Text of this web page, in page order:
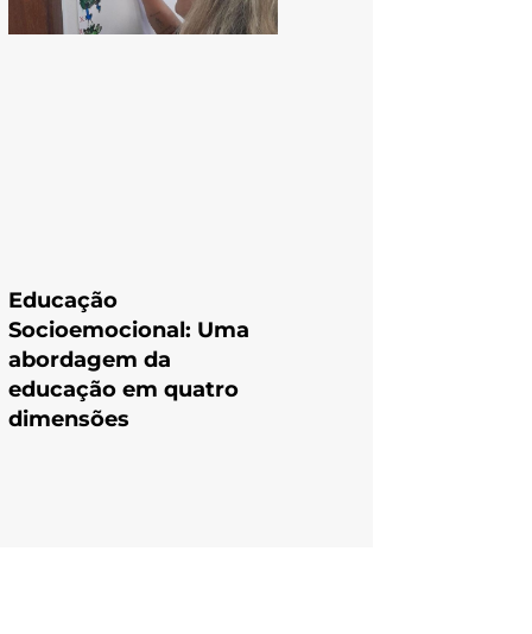
Educação
Socioemocional: Uma
abordagem da
educação em quatro
dimensões